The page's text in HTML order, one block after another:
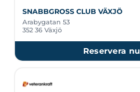
SNABBGROSS CLUB VÄXJÖ
Arabygatan 53
352 36 Växjö
Reservera nu